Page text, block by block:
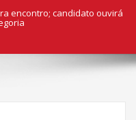
encontro; candidato ouvirá